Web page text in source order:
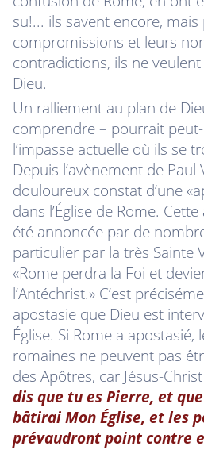
su!... ils savent encore,
compromissions et leurs
contradictions, ils ne
Dieu.
Un ralliement au plan de
comprendre – pourrait
l’impasse actuelle où ils se
Depuis l’avènement de Paul
douloureux constat d’une
dans l’Église de Rome.
été annoncée par de
particulier par la très Sainte
«Rome perdra la Foi et
l’Antéchrist.» C’est
apostasie que Dieu est
Église. Si Rome a apostasié,
romaines ne peuvent pas
des Apôtres, car Jésus-
dis que tu es Pierre, et
bâtirai Mon Église, et les
prévaudront point contre